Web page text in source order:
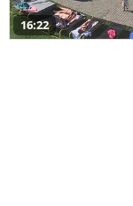
16:22